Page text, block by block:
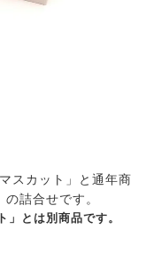
スカット」と通年商
詰合せです。
とは別商品です。